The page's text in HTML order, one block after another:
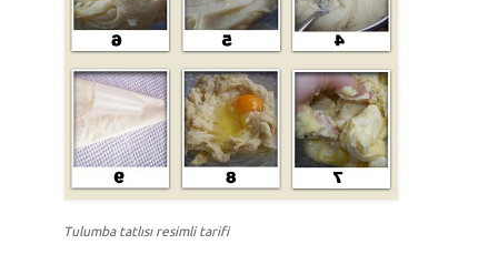
Tulumba tatlısı resimli tarifi